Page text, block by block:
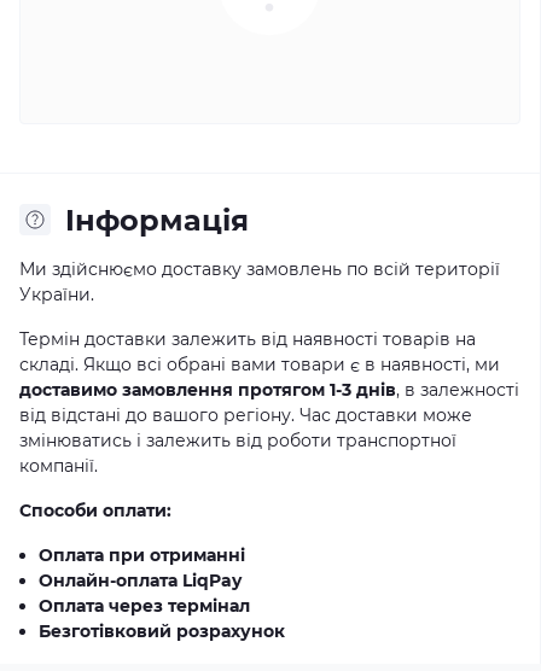
Iнформація
Ми здійснюємо доставку замовлень по всій території
України.
Термін доставки залежить від наявності товарів на
складі. Якщо всі обрані вами товари є в наявності, ми
доставимо замовлення протягом 1-3 днів, в залежності
від відстані до вашого регіону. Час доставки може
змінюватись і залежить від роботи транспортної
компанії.
Способи оплати:
Оплата при отриманні
Онлайн-оплата LiqPay
Оплата через термінал
Безготівковий розрахунок